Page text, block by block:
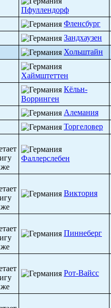
Пфуллендорф
Фленсбург
Зандхаузен
Хольштайн
Хаймштеттен
Кёльн-
Ворринген
Алемания
Торгеловер
Фаллерслебен
Виктория
Пиннеберг
Рот-Вайсс